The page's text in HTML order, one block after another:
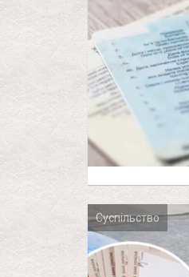
Суспільство